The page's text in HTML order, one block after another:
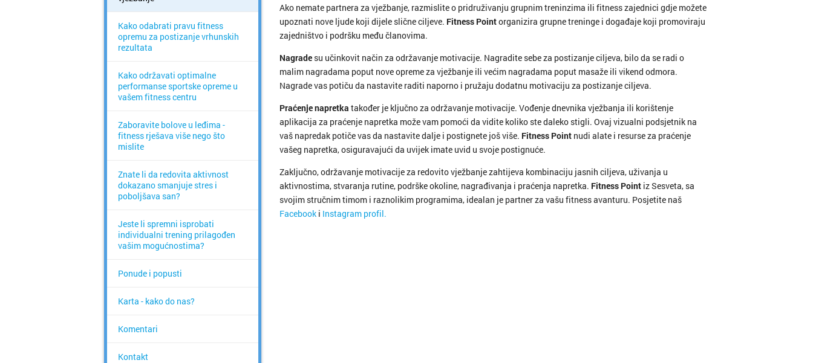
Križevci
Kutina
Labin
Makarska
Marija Bistrica
Metković
Nin
Kako odabrati pravu fitness
opremu za postizanje vrhunskih
rezultata
Kako održavati optimalne
performanse sportske opreme u
vašem fitness centru
Zaboravite bolove u leđima -
fitness rješava više nego što
mislite
Znate li da redovita aktivnost
dokazano smanjuje stres i
poboljšava san?
Jeste li spremni isprobati
individualni trening prilagođen
vašim mogućnostima?
Ponude i popusti
Karta - kako do nas?
Komentari
Kontakt
Ako nemate partnera za vježbanje, razmislite o pridruživanju grupnim treninzima ili fitness zajednici gdje možete
upoznati nove ljude koji dijele slične ciljeve. Fitness Pointorganizira grupne treninge i događaje koji promoviraju
zajedništvo i podršku među članovima.
Nagrade su učinkovit način za održavanje motivacije. Nagradite sebe za postizanje ciljeva, bilo da se radi o
malim nagradama poput nove opreme za vježbanje ili većim nagradama poput masaže ili vikend odmora.
Nagrade vas potiču da nastavite raditi naporno i pružaju dodatnu motivaciju za postizanje ciljeva.
Praćenje napretka također je ključno za održavanje motivacije. Vođenje dnevnika vježbanja ili korištenje
aplikacija za praćenje napretka može vam pomoći da vidite koliko ste daleko stigli. Ovaj vizualni podsjetnik na
vaš napredak potiče vas da nastavite dalje i postignete još više. Fitness Point nudi alate i resurse za praćenje
vašeg napretka, osiguravajući da uvijek imate uvid u svoje postignuće.
Zaključno, održavanje motivacije za redovito vježbanje zahtijeva kombinaciju jasnih ciljeva, uživanja u
aktivnostima, stvaranja rutine, podrške okoline, nagrađivanja i praćenja napretka. Fitness Point iz Sesveta, sa
svojim stručnim timom i raznolikim programima, idealan je partner za vašu fitness avanturu. Posjetite naš
Facebook i Instagram profil.